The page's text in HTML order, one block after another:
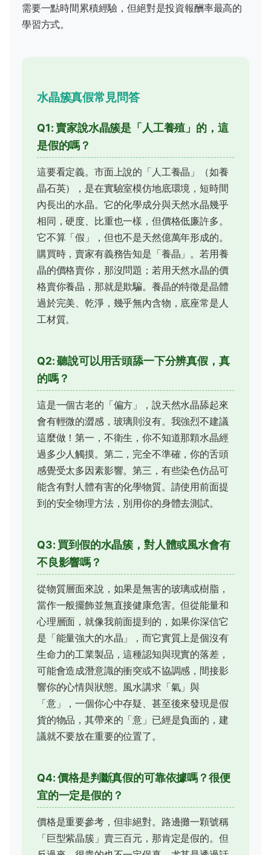
需要一點時間累積經驗，但絕對是投資報酬率最高的
學習方式。
水晶簇真假常見問答
Q1: 賣家說水晶簇是「人工養殖」的，這
是假的嗎？
這要看定義。市面上說的「人工養晶」（如養
晶石英），是在實驗室模仿地底環境，短時間
內長出的水晶。它的化學成分與天然水晶幾乎
相同，硬度、比重也一樣，但價格低廉許多。
它不算「假」，但也不是天然億萬年形成的。
購買時，賣家有義務告知是「養晶」。若用養
晶的價格賣你，那沒問題；若用天然水晶的價
格賣你養晶，那就是欺騙。養晶的特徵是晶體
過於完美、乾淨，幾乎無內含物，底座常是人
工材質。
Q2: 聽說可以用舌頭舔一下分辨真假，真
的嗎？
這是一個古老的「偏方」，說天然水晶舔起來
會有輕微的澀感，玻璃則沒有。我強烈不建議
這麼做！第一，不衛生，你不知道那顆水晶經
過多少人觸摸。第二，完全不準確，你的舌頭
感覺受太多因素影響。第三，有些染色仿品可
能含有對人體有害的化學物質。請使用前面提
到的安全物理方法，別用你的身體去測試。
Q3: 買到假的水晶簇，對人體或風水會有
不良影響嗎？
從物質層面來說，如果是無害的玻璃或樹脂，
當作一般擺飾並無直接健康危害。但從能量和
心理層面，就像我前面提到的，如果你深信它
是「能量強大的水晶」，而它實質上是個沒有
生命力的工業製品，這種認知與現實的落差，
可能會造成潛意識的衝突或不協調感，間接影
響你的心情與狀態。風水講求「氣」與
「意」，一個你心中存疑、甚至後來發現是假
貨的物品，其帶來的「意」已經是負面的，建
議就不要放在重要的位置了。
Q4: 價格是判斷真假的可靠依據嗎？很便
宜的一定是假的？
價格是重要參考，但非絕對。路邊攤一顆號稱
「巨型紫晶簇」賣三百元，那肯定是假的。但